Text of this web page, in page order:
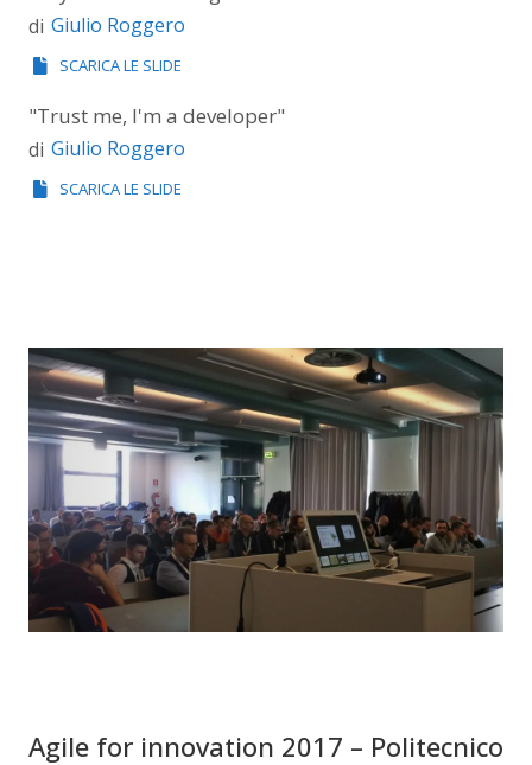
di Giulio Roggero
SCARICA LE SLIDE
"Trust me, I'm a developer"
di Giulio Roggero
SCARICA LE SLIDE
Agile for innovation 2017 – Politecnico